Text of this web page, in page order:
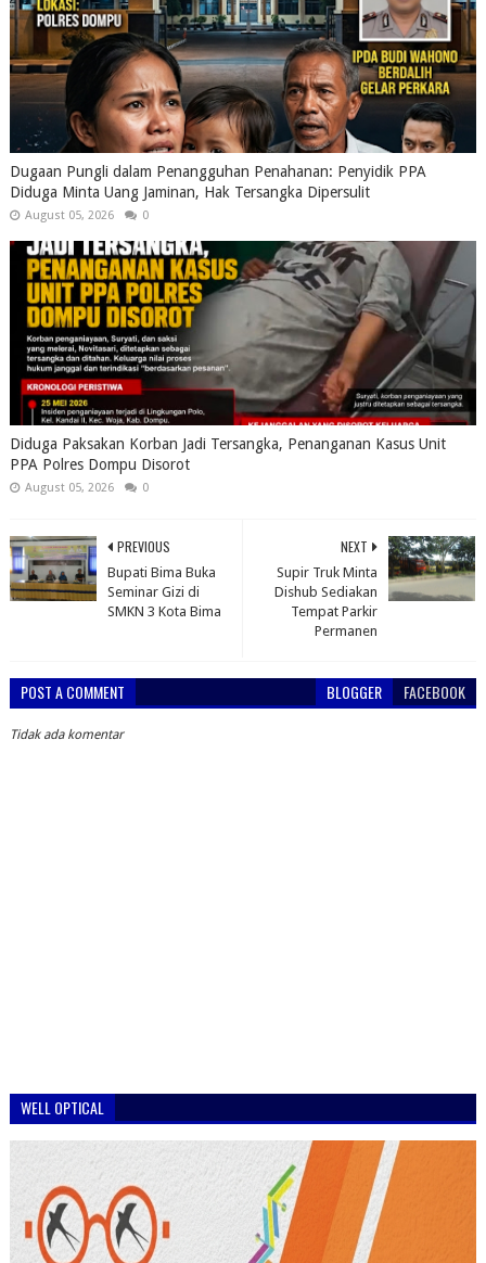
Dugaan Pungli dalam Penangguhan Penahanan: Penyidik PPA
Diduga Minta Uang Jaminan, Hak Tersangka Dipersulit
August 05, 2026 0
Diduga Paksakan Korban Jadi Tersangka, Penanganan Kasus Unit
PPA Polres Dompu Disorot
August 05, 2026 0
NEXT
Supir Truk Minta
Dishub Sediakan
Tempat Parkir
Permanen
PREVIOUS
Bupati Bima Buka
Seminar Gizi di
SMKN 3 Kota Bima
POST A COMMENT BLOGGER FACEBOOK
Tidak ada komentar
WELL OPTICAL